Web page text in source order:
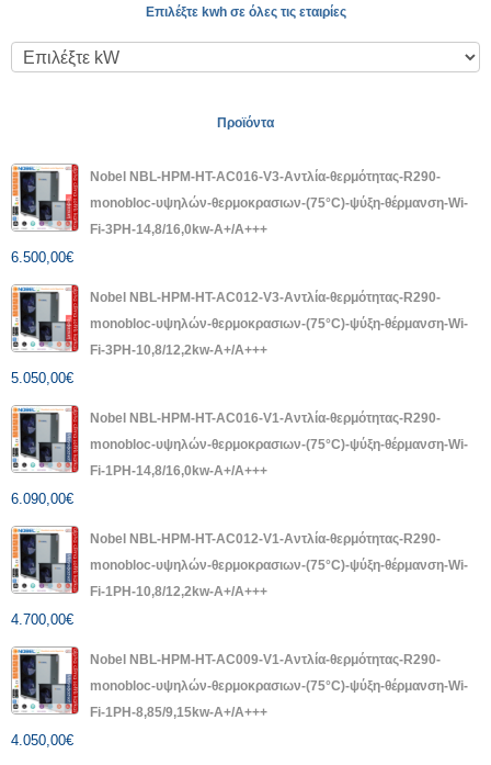
Επιλέξτε kwh σε όλες τις εταιρίες
Προϊόντα
Nobel NBL-HPM-HT-AC016-V3-Αντλία-θερμότητας-R290-
monobloc-υψηλών-θερμοκρασιων-(75°C)-ψύξη-θέρμανση-Wi-
Fi-3PH-14,8/16,0kw-A+/A+++
6.500,00€
Nobel NBL-HPM-HT-AC012-V3-Αντλία-θερμότητας-R290-
monobloc-υψηλών-θερμοκρασιων-(75°C)-ψύξη-θέρμανση-Wi-
Fi-3PH-10,8/12,2kw-A+/A+++
5.050,00€
Nobel NBL-HPM-HT-AC016-V1-Αντλία-θερμότητας-R290-
monobloc-υψηλών-θερμοκρασιων-(75°C)-ψύξη-θέρμανση-Wi-
Fi-1PH-14,8/16,0kw-A+/A+++
6.090,00€
Nobel NBL-HPM-HT-AC012-V1-Αντλία-θερμότητας-R290-
monobloc-υψηλών-θερμοκρασιων-(75°C)-ψύξη-θέρμανση-Wi-
Fi-1PH-10,8/12,2kw-A+/A+++
4.700,00€
Nobel NBL-HPM-HT-AC009-V1-Αντλία-θερμότητας-R290-
monobloc-υψηλών-θερμοκρασιων-(75°C)-ψύξη-θέρμανση-Wi-
Fi-1PH-8,85/9,15kw-A+/A+++
4.050,00€